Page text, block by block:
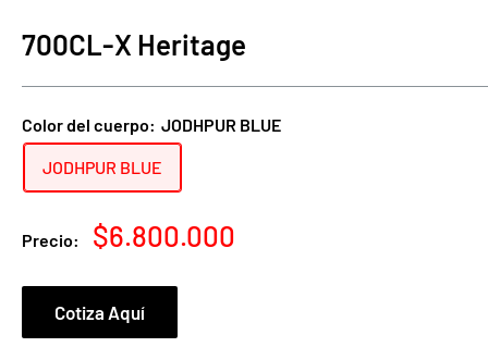
700CL-X Heritage
Color del cuerpo: JODHPUR BLUE
JODHPUR BLUE
Precio:
Precio
venta
$6.800.000
Cotiza Aquí